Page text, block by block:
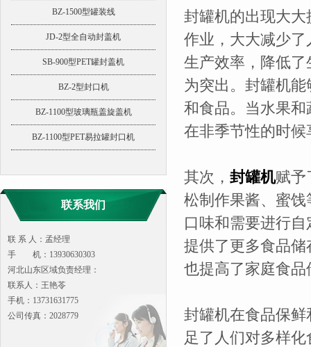
封罐机的出现大
作业，大大减少
生产效率，降低
为突出。封罐机
和食品。当水果
在非季节性的时
其次， 封罐机赋予
松制作果酱、蜜
口味和需要进行
提供了更多食品
也提高了家庭食
封罐机在食品保
足了人们对多样
BZ-1500型罐装线
JD-2型全自动封盖机
SB-900型PET罐封盖机
BZ-2型封口机
BZ-1100型玻璃瓶盖旋盖机
BZ-1100型PET易拉罐封口机
联系我们
联 系 人：孟经理
手 机：13930630303
河北山东区域负责经理：
联系人：王艳苓
手机：13731631775
公司传真：2028779